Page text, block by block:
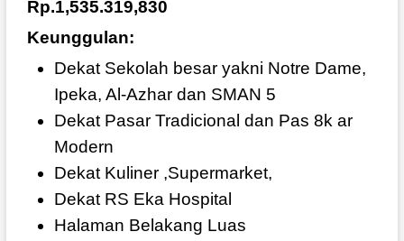
Rp.1,535.319,830
Keunggulan:
Dekat Sekolah besar yakni Notre Dame,
Ipeka, Al-Azhar dan SMAN 5
Dekat Pasar Tradicional dan Pas 8k ar
Modern
Dekat Kuliner ,Supermarket,
Dekat RS Eka Hospital
Halaman Belakang Luas